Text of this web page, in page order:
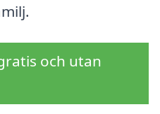
och utan